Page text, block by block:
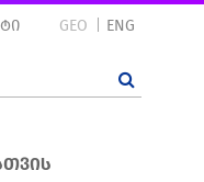
GEO ENG